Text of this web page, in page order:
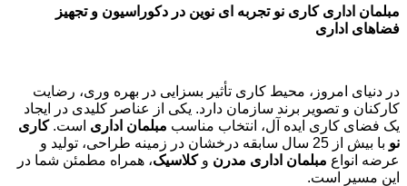
مبلمان اداری کاری نو تجربه ای نوین در دکوراسیون و تجهیز
فضاهای اداری
در دنیای امروز، محیط کاری تأثیر بسزایی در بهره وری، رضایت
کارکنان و تصویر برند سازمان دارد. یکی از عناصر کلیدی در ایجاد
یک فضای کاری ایده آل، انتخاب مناسب مبلمان اداری است.کاری
نو
با بیش از 25 سال سابقه درخشان در زمینه طراحی، تولید و
عرضه انواع مبلمان اداری مدرن وکلاسیک، همراه مطمئن شما در
این مسیر است.